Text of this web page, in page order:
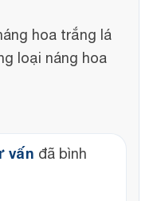
hoa trắng lá
loại náng hoa
vấn đã bình